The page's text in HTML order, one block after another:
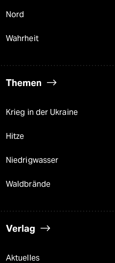
Nord
Wahrheit
Themen
Krieg in der Ukraine
Hitze
Niedrigwasser
Waldbrände
Verlag
Aktuelles